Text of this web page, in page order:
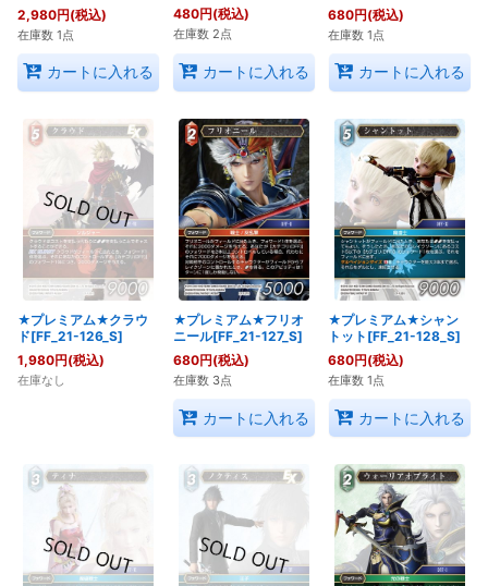
2,980円(税込)
在庫数 1点
カートに入れる
480円(税込)
在庫数 2点
カートに入れる
680円(税込)
在庫数 1点
カートに入れる
★プレミアム★クラウ
ド[FF_21-126_S]
1,980円(税込)
在庫なし
★プレミアム★フリオ
ニール[FF_21-127_S]
680円(税込)
在庫数 3点
カートに入れる
★プレミアム★シャン
トット[FF_21-128_S]
680円(税込)
在庫数 1点
カートに入れる